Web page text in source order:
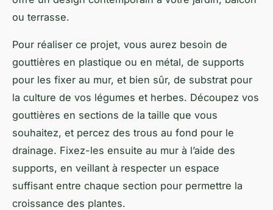
ou terrasse.
Pour réaliser ce projet, vous aurez besoin de
gouttières en plastique ou en métal, de supports
pour les fixer au mur, et bien sûr, de substrat pour
la culture de vos légumes et herbes. Découpez vos
gouttières en sections de la taille que vous
souhaitez, et percez des trous au fond pour le
drainage. Fixez-les ensuite au mur à l’aide des
supports, en veillant à respecter un espace
suffisant entre chaque section pour permettre la
croissance des plantes.